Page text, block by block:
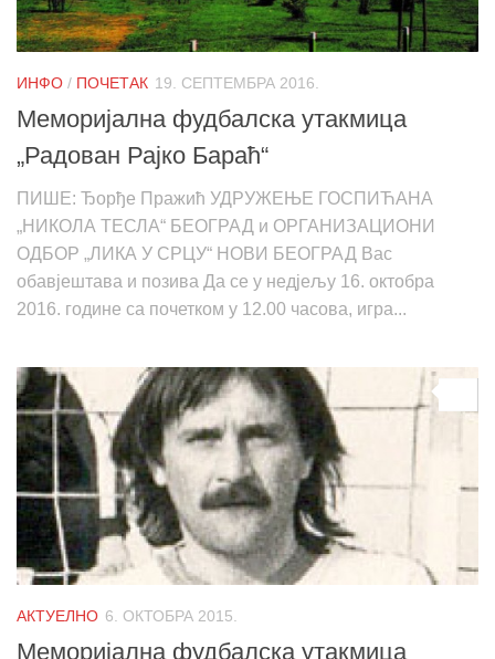
ИНФО / ПОЧЕТАК 19. СЕПТЕМБРА 2016.
Меморијална фудбалска утакмица
„Радован Рајко Бараћ“
ПИШЕ: Ђорђе Пражић УДРУЖЕЊЕ ГОСПИЋАНА
„НИКОЛА ТЕСЛА“ БЕОГРАД и ОРГАНИЗАЦИОНИ
ОДБОР „ЛИКА У СРЦУ“ НОВИ БЕОГРАД Вас
обавјештава и позива Да се у недјељу 16. октобра
2016. године са почетком у 12.00 часова, игра...
АКТУЕЛНО 6. ОКТОБРА 2015.
Меморијална фудбалска утакмица